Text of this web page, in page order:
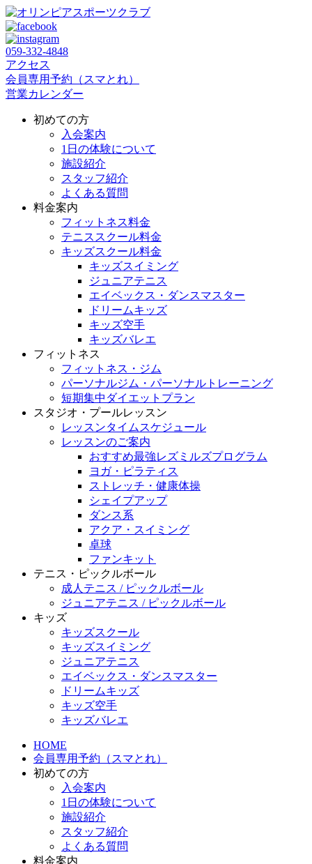
059‐332‐4848
アクセス
会員専用予約（スマとれ）
営業カレンダー
初めての方
入会案内
1日の体験について
施設紹介
スタッフ紹介
よくある質問
料金案内
フィットネス料金
テニススクール料金
キッズスクール料金
キッズスイミング
ジュニアテニス
エイベックス・ダンスマスター
ドリームキッズ
キッズ空手
キッズバレエ
フィットネス
フィットネス・ジム
パーソナルジム・パーソナルトレーニング
短期集中ダイエットプラン
スタジオ・プールレッスン
レッスンタイムスケジュール
レッスンのご案内
おすすめ最強レズミルズプログラム
ヨガ・ピラティス
ストレッチ・健康体操
シェイプアップ
ダンス系
アクア・スイミング
卓球
ファンキット
テニス・ピックルボール
成人テニス / ピックルボール
ジュニアテニス / ピックルボール
キッズ
キッズスクール
キッズスイミング
ジュニアテニス
エイベックス・ダンスマスター
ドリームキッズ
キッズ空手
キッズバレエ
HOME
会員専用予約（スマとれ）
初めての方
入会案内
1日の体験について
施設紹介
スタッフ紹介
よくある質問
料金案内